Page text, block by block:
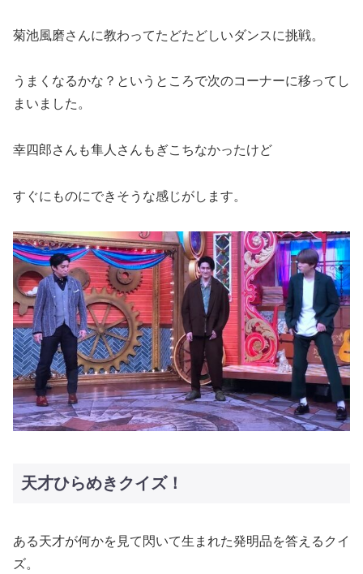
菊池風磨さんに教わってたどたどしいダンスに挑戦。
うまくなるかな？というところで次のコーナーに移ってし
まいました。
幸四郎さんも隼人さんもぎこちなかったけど
すぐにものにできそうな感じがします。
天才ひらめきクイズ！
ある天才が何かを見て閃いて生まれた発明品を答えるクイ
ズ。